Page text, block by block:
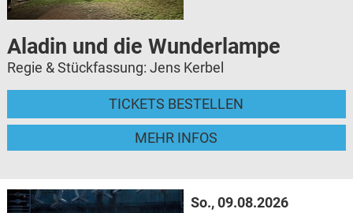
Aladin und die Wunderlampe
Regie & Stückfassung: Jens Kerbel
TICKETS BESTELLEN
MEHR INFOS
So., 09.08.2026